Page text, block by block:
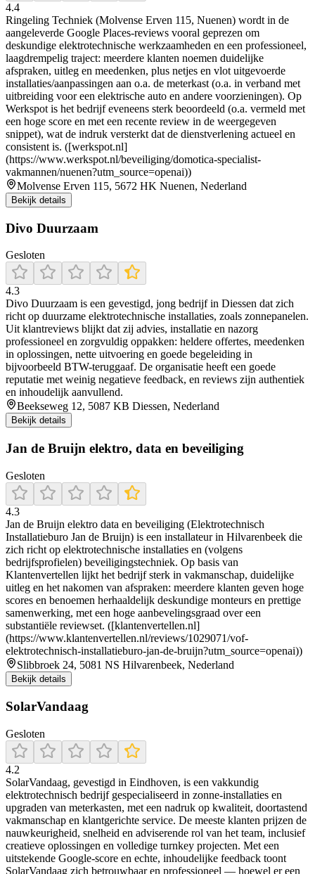
4.4
Ringeling Techniek (Molvense Erven 115, Nuenen) wordt in de
aangeleverde Google Places-reviews vooral geprezen om
deskundige elektrotechnische werkzaamheden en een professioneel,
laagdrempelig traject: meerdere klanten noemen duidelijke
afspraken, uitleg en meedenken, plus netjes en vlot uitgevoerde
installaties/aanpassingen aan o.a. de meterkast (o.a. in verband met
uitbreiding voor een elektrische auto en andere voorzieningen). Op
Werkspot is het bedrijf eveneens sterk beoordeeld (o.a. vermeld met
een hoge score en met een recente review in de weergegeven
snippet), wat de indruk versterkt dat de dienstverlening actueel en
consistent is. ([werkspot.nl]
(https://www.werkspot.nl/beveiliging/domotica-specialist-
vakmannen/nuenen?utm_source=openai))
Molvense Erven 115, 5672 HK Nuenen, Nederland
Bekijk details
Divo Duurzaam
Gesloten
4.3
Divo Duurzaam is een gevestigd, jong bedrijf in Diessen dat zich
richt op duurzame elektrotechnische installaties, zoals zonnepanelen.
Uit klantreviews blijkt dat zij advies, installatie en nazorg
professioneel en zorgvuldig oppakken: heldere offertes, meedenken
in oplossingen, nette uitvoering en goede begeleiding in
bijvoorbeeld BTW-teruggaaf. De organisatie heeft een goede
reputatie met weinig negatieve feedback, en reviews zijn authentiek
en inhoudelijk aanvullend.
Beekseweg 12, 5087 KB Diessen, Nederland
Bekijk details
Jan de Bruijn elektro, data en beveiliging
Gesloten
4.3
Jan de Bruijn elektro data en beveiliging (Elektrotechnisch
Installatieburo Jan de Bruijn) is een installateur in Hilvarenbeek die
zich richt op elektrotechnische installaties en (volgens
bedrijfsprofielen) beveiligingstechniek. Op basis van
Klantenvertellen lijkt het bedrijf sterk in vakmanschap, duidelijke
uitleg en het nakomen van afspraken: meerdere klanten geven hoge
scores en benoemen herhaaldelijk deskundige monteurs en prettige
samenwerking, met een hoge aanbevelingsgraad over een
substantiële reviewset. ([klantenvertellen.nl]
(https://www.klantenvertellen.nl/reviews/1029071/vof-
elektrotechnisch-installatieburo-jan-de-bruijn?utm_source=openai))
Slibbroek 24, 5081 NS Hilvarenbeek, Nederland
Bekijk details
SolarVandaag
Gesloten
4.2
SolarVandaag, gevestigd in Eindhoven, is een vakkundig
elektrotechnisch bedrijf gespecialiseerd in zonne-installaties en
upgraden van meterkasten, met een nadruk op kwaliteit, doortastend
vakmanschap en klantgerichte service. De meeste klanten prijzen de
nauwkeurigheid, snelheid en adviserende rol van het team, inclusief
creatieve oplossingen en volledige turnkey projecten. Met een
uitstekende Google-score en echte, inhoudelijke feedback toont
SolarVandaag zich betrouwbaar en professioneel — hoewel er een